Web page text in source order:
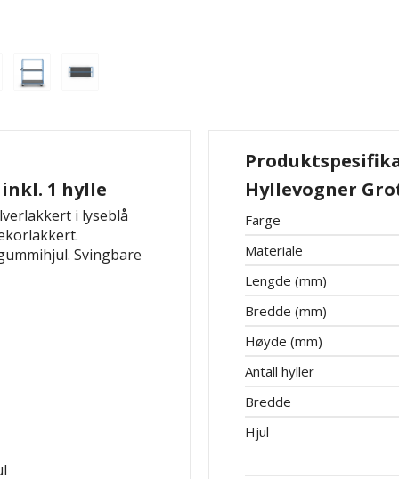
1 hylle
i lyseblå
Svingbare
Hyllevogner
Farge
Materiale
Lengde (mm)
Bredde (mm)
Høyde (mm)
Antall hyller
Bredde
Hjul